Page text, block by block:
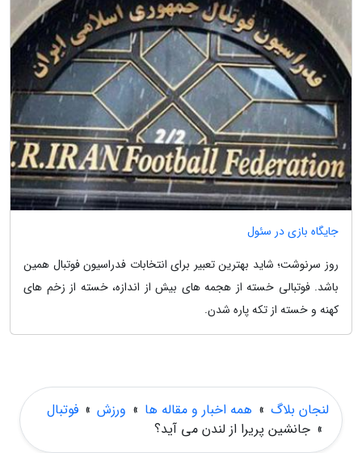
جایگاه بازی در سئول
روز سرنوشت؛ شاید بهترین تعبیر برای انتخابات فدراسیون فوتبال همین
باشد. فوتبالی خسته از هجمه های بیش از اندازه، خسته از زخم های
کهنه و خسته از تکه پاره شدن.
لنجان بلاگ » همه اخبار و مقاله ها » ورزش » فوتبال
» جانشین پریرا از لندن می آید؟